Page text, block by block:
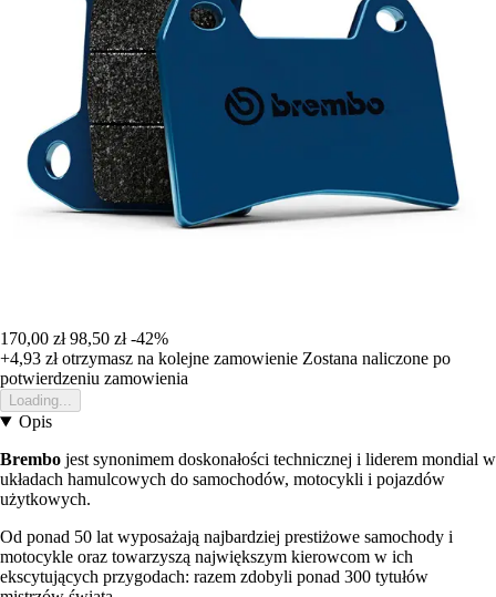
170,00 zł 98,50 zł -42%
+4,93 złotrzymasz na kolejne zamowienie Zostana naliczone po
potwierdzeniu zamowienia
Loading...
Opis
Brembo jest synonimem doskonałości technicznej i liderem mondial w
układach hamulcowych do samochodów, motocykli i pojazdów
użytkowych.
Od ponad 50 lat wyposażają najbardziej prestiżowe samochody i
motocykle oraz towarzyszą największym kierowcom w ich
ekscytujących przygodach: razem zdobyli ponad 300 tytułów